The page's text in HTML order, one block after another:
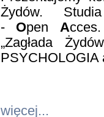
Żydów.
- Open A
„Zagłada
PSYCHOLOGIA
więcej...